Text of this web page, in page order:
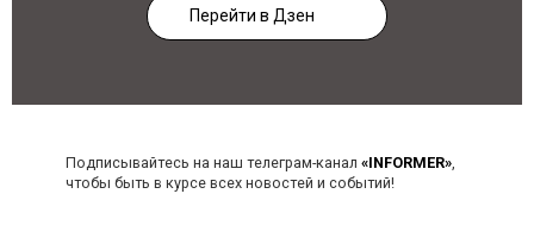
Перейти в Дзен
Подписывайтесь на наш телеграм-канал «INFORMER»,
чтобы быть в курсе всех новостей и событий!